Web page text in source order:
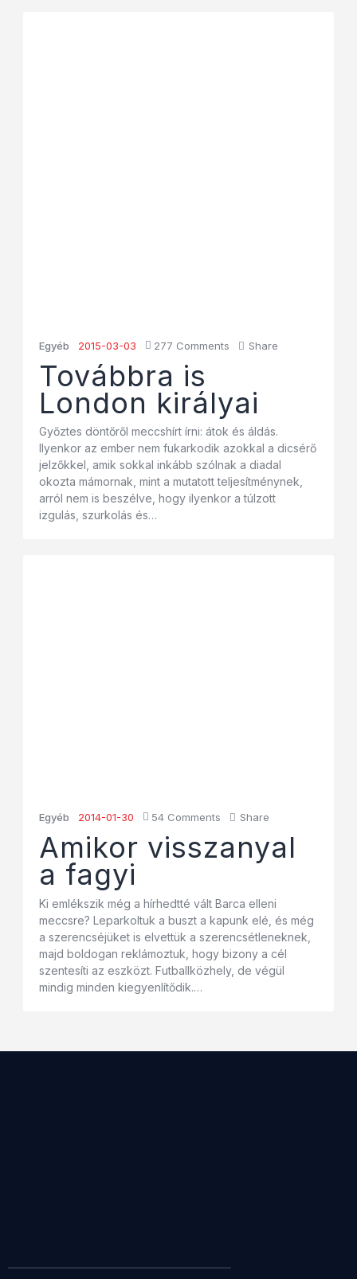
Egyéb 2015-03-03 277 Comments Share
Továbbra is
London királyai
Győztes döntőről meccshírt írni: átok és áldás.
Ilyenkor az ember nem fukarkodik azokkal a dicsérő
jelzőkkel, amik sokkal inkább szólnak a diadal
okozta mámornak, mint a mutatott teljesítménynek,
arról nem is beszélve, hogy ilyenkor a túlzott
izgulás, szurkolás és…
Egyéb 2014-01-30 54 Comments Share
Amikor visszanyal
a fagyi
Ki emlékszik még a hírhedtté vált Barca elleni
meccsre? Leparkoltuk a buszt a kapunk elé, és még
a szerencséjüket is elvettük a szerencsétleneknek,
majd boldogan reklámoztuk, hogy bizony a cél
szentesíti az eszközt. Futballközhely, de végül
mindig minden kiegyenlítődik.…